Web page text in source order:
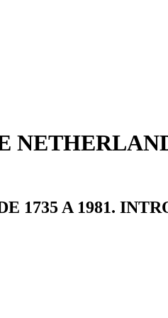
1735 A 1981.